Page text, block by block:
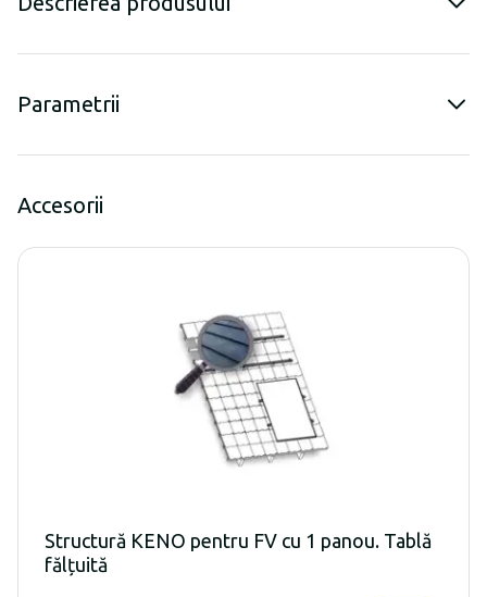
Parametrii
Accesorii
Structură KENO pentru FV cu 1 panou. Tablă
fălțuită